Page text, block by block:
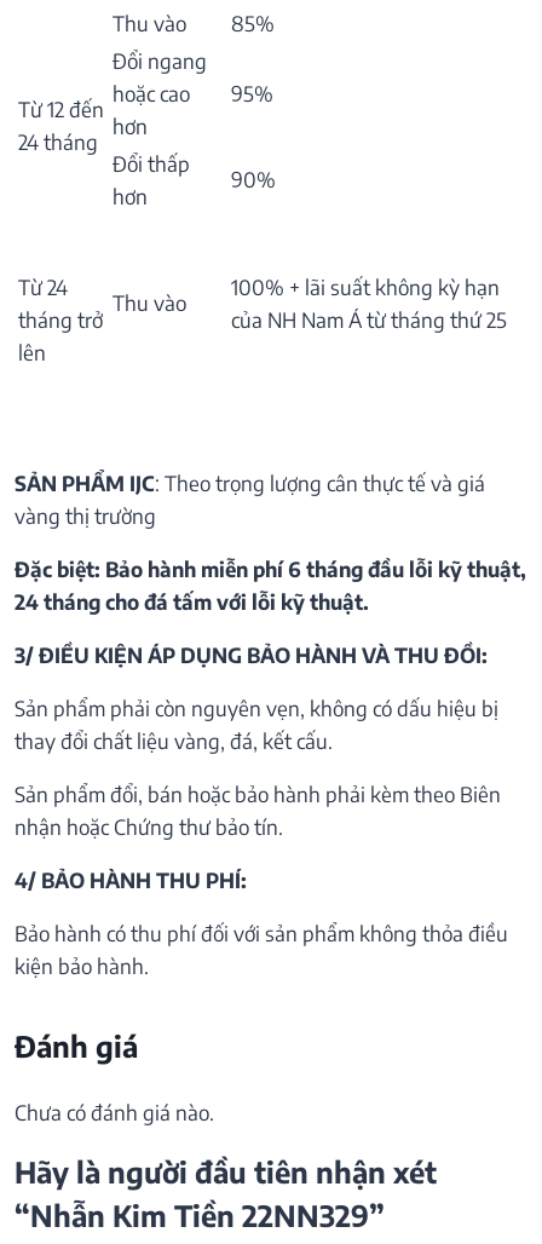
Từ 12 đến
24 tháng
Thu vào
85%
Đổi ngang
hoặc cao
hơn
95%
Đổi thấp
hơn
90%
Từ 24
tháng trở
lên
Thu vào
100% + lãi suất không kỳ hạn
của NH Nam Á từ tháng thứ 25
SẢN PHẨM IJC: Theo trọng lượng cân thực tế và giá
vàng thị trường
Đặc biệt: Bảo hành miễn phí 6 tháng đầu lỗi kỹ thuật,
24 tháng cho đá tấm với lỗi kỹ thuật.
3/ ĐIỀU KIỆN ÁP DỤNG BẢO HÀNH VÀ THU ĐỒI:
Sản phẩm phải còn nguyên vẹn, không có dấu hiệu bị
thay đổi chất liệu vàng, đá, kết cấu.
Sản phẩm đổi, bán hoặc bảo hành phải kèm theo Biên
nhận hoặc Chứng thư bảo tín.
4/ BẢO HÀNH THU PHÍ:
Bảo hành có thu phí đối với sản phẩm không thỏa điều
kiện bảo hành.
Đánh giá
Chưa có đánh giá nào.
Hãy là người đầu tiên nhận xét
“Nhẫn Kim Tiền 22NN329”